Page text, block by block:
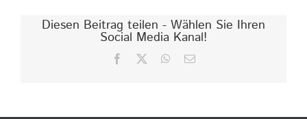
Diesen Beitrag teilen - Wählen Sie Ihren
Social Media Kanal!
Facebook WhatsApp
E-